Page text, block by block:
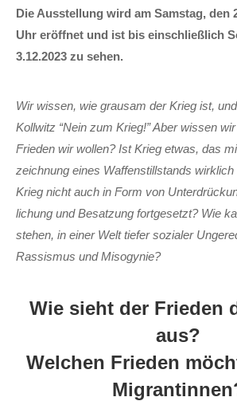
Die Aus­stellung wird am Samstag, den
Uhr eröffnet und ist bis ein­schließ­lich
3.12.2023 zu sehen.
Wir wissen, wie grau­sam der Krieg ist,
Kollwitz “Nein zum Krieg!” Aber wissen
Frieden wir wollen? Ist Krieg etwas, das
zeichnung eines Waffen­still­stands
Krieg nicht auch in Form von
lichung und Besatzung fort­gesetzt? Wie
stehen, in einer Welt tiefer sozialer
Rassismus und Misogynie?
Wie sieht der Frieden
aus?
Welchen Frieden